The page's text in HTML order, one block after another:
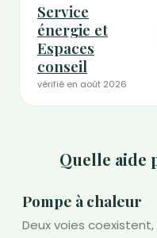
Service
énergie et
Espaces
conseil
vérifié en août 2026
Quelle aide
Pompe à chaleur
Deux voies